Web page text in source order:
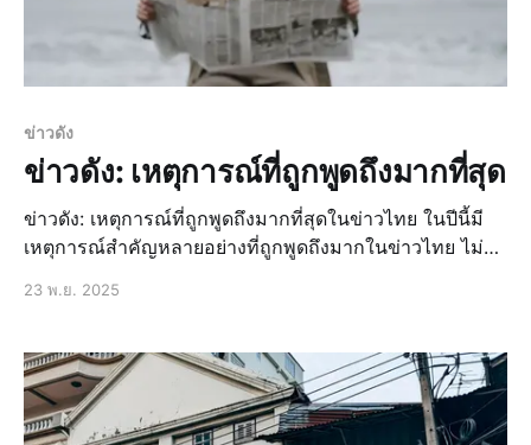
ข่าวดัง
ข่าวดัง: เหตุการณ์ที่ถูกพูดถึงมากที่สุด
ข่าวดัง: เหตุการณ์ที่ถูกพูดถึงมากที่สุดในข่าวไทย ในปีนี้มี
เหตุการณ์สำคัญหลายอย่างที่ถูกพูดถึงมากในข่าวไทย ไม่ว่า
เศรษฐกิจล่าสุดที่ส่งผลกระทบต่อประชาชนอย่างมาก นอก
23 พ.ย. 2025